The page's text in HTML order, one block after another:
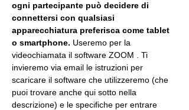
ogni partecipante può decidere di
connettersi con qualsiasi
apparecchiatura preferisca come tablet
o smartphone. Useremo per la
videochiamata il software ZOOM . Ti
invieremo via email le istruzioni per
scaricare il software che utilizzeremo (che
puoi trovare anche qui sotto nella
descrizione) e le specifiche per entrare